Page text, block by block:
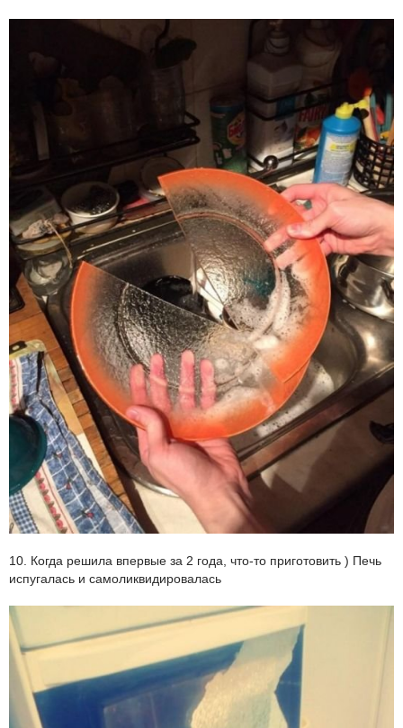
10. Когда решила впервые за 2 года, что-то приготовить ) Печь
испугалась и самоликвидировалась